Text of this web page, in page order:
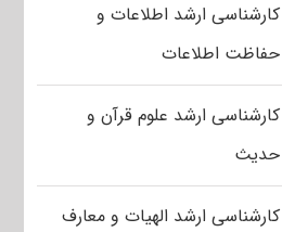
کارشناسی ارشد اطلاعات و
حفاظت اطلاعات
کارشناسی ارشد علوم قرآن و
حدیث
کارشناسی ارشد الهیات و معارف